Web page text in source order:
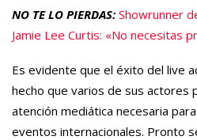
NO TE LO PIERDAS: Showrunner
Jamie Lee Curtis: «No necesitas
Es evidente que el éxito del live
hecho que varios de sus actores
atención mediática necesaria
eventos internacionales. Pronto